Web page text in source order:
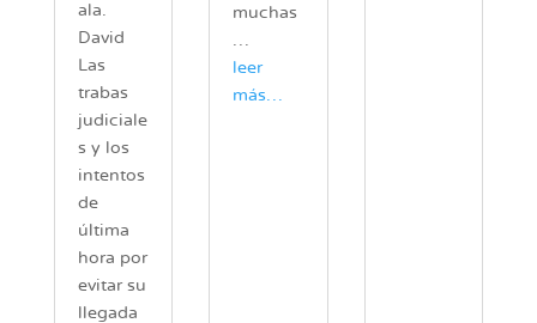
ala.
David
Las
trabas
judiciale
s y los
intentos
de
última
hora por
evitar su
llegada
muchas
leer
más…